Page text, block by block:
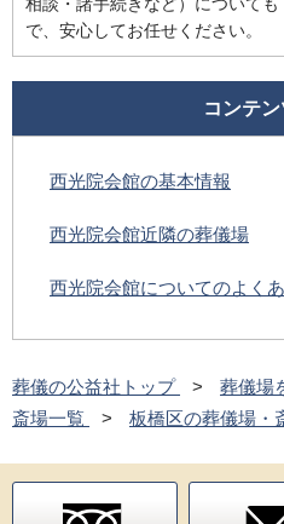
相談・諸手続きなど）について
で、安心してお任せください。
コンテ
西光院会館の基本情報
西光院会館近隣の葬儀場
西光院会館についてのよく
葬儀の公益社トップ 葬儀場
斎場一覧
板橋区の葬儀場・